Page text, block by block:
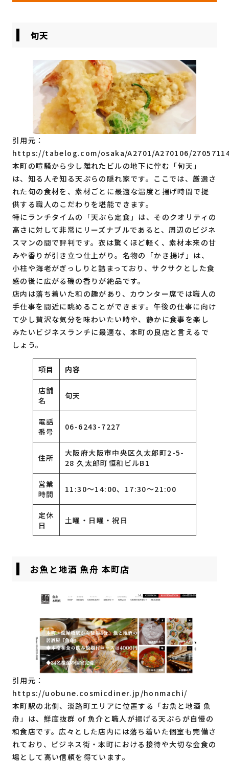
旬天
引用元：
https://tabelog.com/osaka/A2701/A270106/
本町の喧騒から少し離れたビルの地下に佇む「旬天」
は、知る人ぞ知る天ぷらの隠れ家です。ここでは、厳選さ
れた旬の食材を、素材ごとに最適な温度と揚げ時間で提
供する職人のこだわりを堪能できます。
特にランチタイムの「天ぷら定食」は、そのクオリティの
高さに対して非常にリーズナブルであると、周辺のビジネ
スマンの間で評判です。衣は驚くほど軽く、素材本来の甘
みや香りが引き立つ仕上がり。名物の「かき揚げ」は、
小柱や海老がぎっしりと詰まっており、サクサクとした食
感の後に広がる磯の香りが絶品です。
店内は落ち着いた和の趣があり、カウンター席では職人の
手仕事を間近に眺めることができます。午後の仕事に向け
て少し贅沢な気分を味わいたい時や、静かに食事を楽し
みたいビジネスランチに最適な、本町の良店と言えるで
しょう。
項目 内容
店舗
名
旬天
電話
番号
06-6243-7227
住所
大阪府大阪市中央区久太郎町2-5-
28 久太郎町恒和ビルB1
営業
時間
11:30～14:00、17:30～21:00
定休
日
土曜・日曜・祝日
お魚と地酒 魚舟 本町店
引用元：
https://uobune.cosmicdiner.jp/honmachi/
本町駅の北側、淡路町エリアに位置する「お魚と地酒 魚
舟」は、鮮度抜群 of 魚介と職人が揚げる天ぷらが自慢の
和食店です。広々とした店内には落ち着いた個室も完備さ
れており、ビジネス街・本町における接待や大切な会食の
場として高い信頼を得ています。